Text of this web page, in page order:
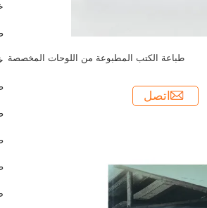
طباعة الكتب المطبوعة من اللوحات المخصصة
اتصل